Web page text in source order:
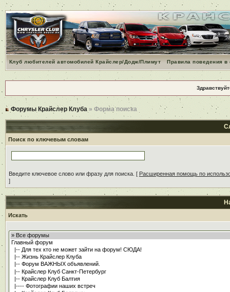
Клуб любителей автомобилей Крайслер/Додж/Плимут Правила поведения
Форумы Крайслер Клуба » Форма поиска
Поиск по ключевым словам
Введите ключевое слово или фразу для поиска. [ Расширенная помощь по
]
Искать